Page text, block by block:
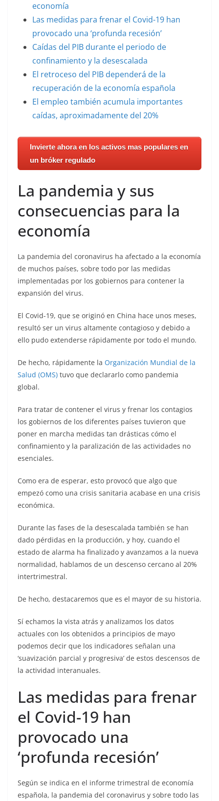
economía
Las medidas para frenar el Covid-19 han
provocado una ‘profunda recesión’
Caídas del PIB durante el periodo de
confinamiento y la desescalada
El retroceso del PIB dependerá de la
recuperación de la economía española
El empleo también acumula importantes
caídas, aproximadamente del 20%
Invierte ahora en los activos mas populares en
un bróker regulado
La pandemia y sus
consecuencias para la
economía
La pandemia del coronavirus ha afectado a la economía
de muchos países, sobre todo por las medidas
implementadas por los gobiernos para contener la
expansión del virus.
El Covid-19, que se originó en China hace unos meses,
resultó ser un virus altamente contagioso y debido a
ello pudo extenderse rápidamente por todo el mundo.
De hecho, rápidamente la Organización Mundial de la
Salud (OMS) tuvo que declararlo como pandemia
global.
Para tratar de contener el virus y frenar los contagios
los gobiernos de los diferentes países tuvieron que
poner en marcha medidas tan drásticas cómo el
confinamiento y la paralización de las actividades no
esenciales.
Como era de esperar, esto provocó que algo que
empezó como una crisis sanitaria acabase en una crisis
económica.
Durante las fases de la desescalada también se han
dado pérdidas en la producción, y hoy, cuando el
estado de alarma ha finalizado y avanzamos a la nueva
normalidad, hablamos de un descenso cercano al 20%
intertrimestral.
De hecho, destacaremos que es el mayor de su historia.
Sí echamos la vista atrás y analizamos los datos
actuales con los obtenidos a principios de mayo
podemos decir que los indicadores señalan una
‘suavización parcial y progresiva’ de estos descensos de
la actividad interanuales.
Las medidas para frenar
el Covid-19 han
provocado una
‘profunda recesión’
Según se indica en el informe trimestral de economía
española, la pandemia del coronavirus y sobre todo las